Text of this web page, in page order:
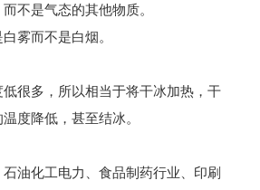
不是气态的其他物质。
而不是白烟。
多，所以相当于将干冰加热，干
度降低，甚至结冰。
化工电力、食品制药行业、印刷